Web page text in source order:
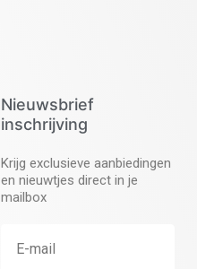
Nieuwsbrief
inschrijving
Krijg exclusieve aanbiedingen
en nieuwtjes direct in je
mailbox